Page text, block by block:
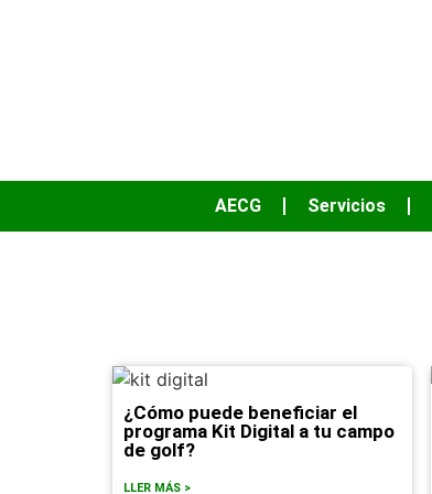
AECG Servicios
¿Cómo puede beneficiar el
programa Kit Digital a tu campo
de golf?
LLER MÁS >